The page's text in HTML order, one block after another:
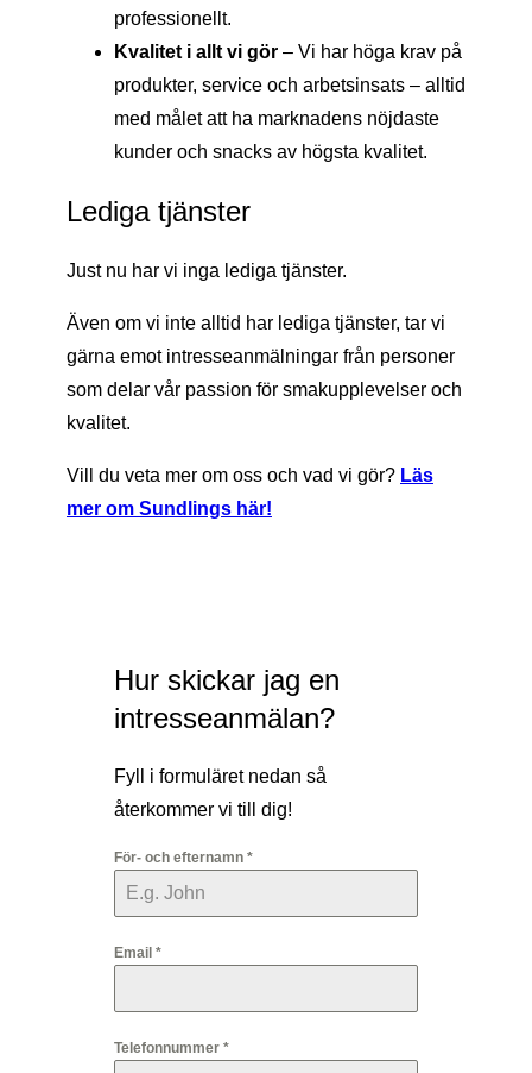
professionellt.
Kvalitet i allt vi gör – Vi har höga krav på
produkter, service och arbetsinsats – alltid
med målet att ha marknadens nöjdaste
kunder och snacks av högsta kvalitet.
Lediga tjänster
Just nu har vi inga lediga tjänster.
Även om vi inte alltid har lediga tjänster, tar vi
gärna emot intresseanmälningar från personer
som delar vår passion för smakupplevelser och
kvalitet.
Vill du veta mer om oss och vad vi gör? Läs
mer om Sundlings här!
Hur skickar jag en
intresseanmälan?
Fyll i formuläret nedan så
återkommer vi till dig!
För- och efternamn *
Email *
Telefonnummer *